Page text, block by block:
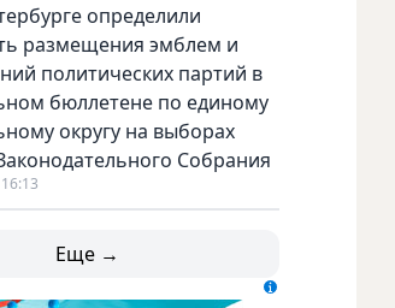
определили
размещения эмблем и
политических партий в
бюллетене по единому
округу на выборах
Собрания
Еще →